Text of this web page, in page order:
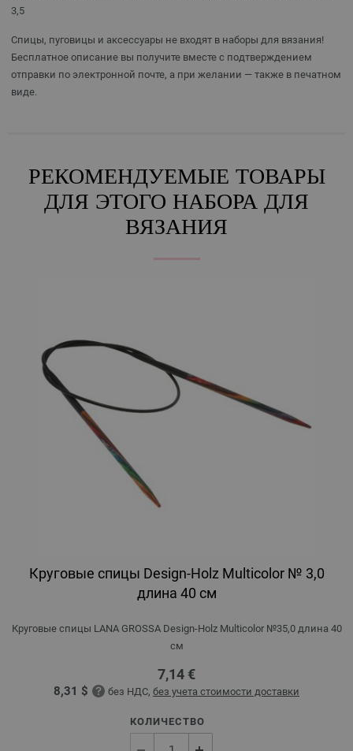
3,5
Спицы, пуговицы и аксессуары не входят в наборы для вязания!
Бесплатное описание вы получите вместе с подтверждением
отправки по электронной почте, а при желании — также в печатном
виде.
РЕКОМЕНДУЕМЫЕ ТОВАРЫ
ДЛЯ ЭТОГО НАБОРА ДЛЯ
ВЯЗАНИЯ
Круговые спицы Design-Holz Multicolor № 3,0
длина 40 см
Круговые спицы LANA GROSSA Design-Holz Multicolor №35,0 длина 40
см
7,14 €
8,31 $ без НДС, без учета стоимости доставки
КОЛИЧЕСТВО